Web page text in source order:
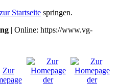
zur Startseite springen.
| Online: https://www.vg-